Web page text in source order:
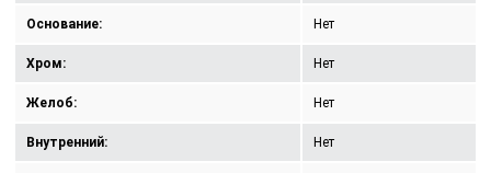
Основание: Нет
Хром: Нет
Желоб: Нет
Внутренний: Нет